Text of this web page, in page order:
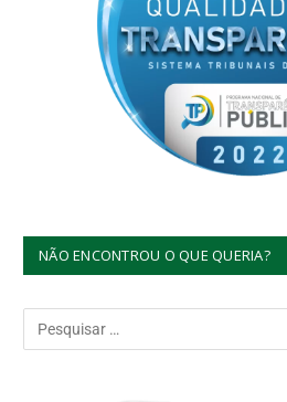
NÃO ENCONTROU O QUE QUERIA?